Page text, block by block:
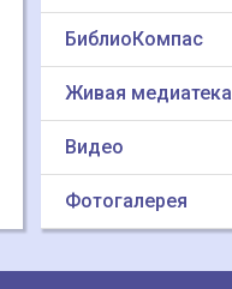
БиблиоКомпас
Живая медиатека
Видео
Фотогалерея